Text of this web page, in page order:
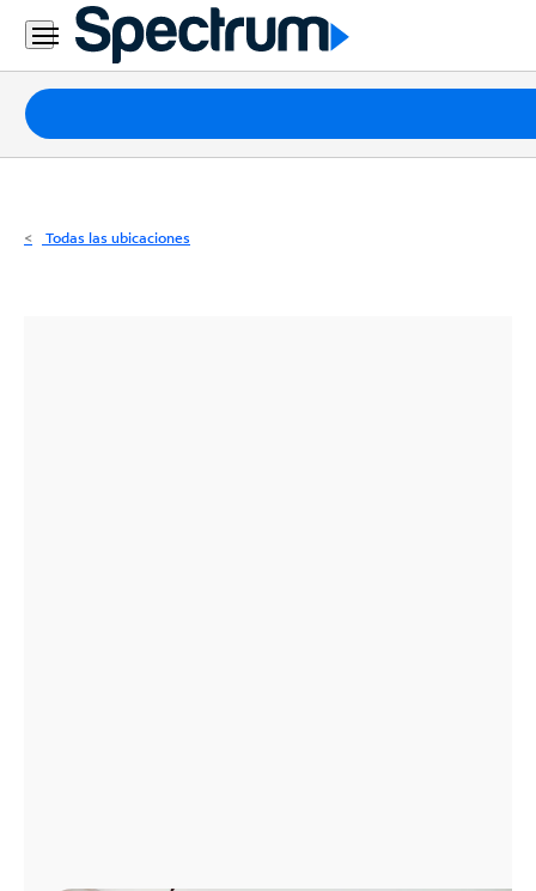
Residencial
Business
Paquetes
Internet
Todas las ubicaciones